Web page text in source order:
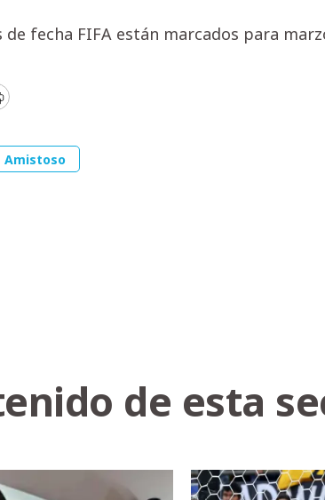
fecha FIFA están marcados para
Amistoso
de esta